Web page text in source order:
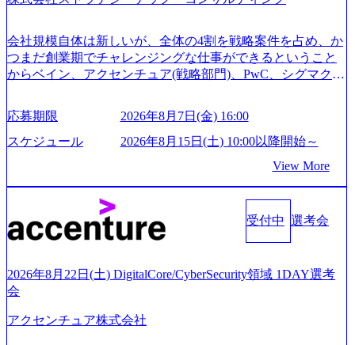
合、後日面接や面談のお時間をいただく場合がございます
● 面接、条件面談それぞれ最大1時間を想定しております ・
実施前日までに日程およびURLを共有させていただきます
・面接および条件面談ともに、どの時間開始となってもご
ますと幸いです ※1day選考会のご参加希望の方は、事前に
GAB試験を受検いただきます(受験期限は1day選考会実施日
の3日前まで)。 ※ただし、30代以上のコンサルファーム経
験3年以上の方はGAB受検免除、書類選考のみ。 書類選考
通過後に、GAB試験に合格している方へ1day選考会当日の
ご案内をさせていただきます。 急速なグローバル化により
既存事業では成長戦略を描く事が困難になった大手企業を
サポートするため、新規事業立案や既存事業のトランスフ
たします。 (1)既存または新規大手事業会社から依頼された
「経営戦略」等のコンサルティング支援を行います。クラ
イアントは各業界上位5社をターゲットとし、特にCXOクラ
スから「新規事業戦略」「既存事業のトランスフォーメー
会社規模自体は新しいが、全体の4割を戦略案件を占め、か
つまだ創業期でチャレンジングな仕事ができるということ
からベイン、アクセンチュア(戦略部門)、PwC、シグマクシ
が続々ジョインするピュアな戦略を伸ばす新興ファーム。
事業会社機能へ携われる可能性※SaaSプロダクト、地方創
生、メディアなど リモート比率99%、福岡や北海道在中者
業、通信業界に強みがあり、ヘルスケアな業界は広げてい
く予定 インセンティブ支給という他社にはない制度 ワンプ
ール制を敷く、柔軟な組織 2026年8月15日(土) 10:00以降開
始～ 2026年8月7日(金) 16:00 ※枠が限られておりますので、
ご応募いただいてもご対応できない可能性がございます ※
ご応募者様については、1dayではなく通常選考でのご案内
とさせていただきます ● 面接(1次・最終を一度の面接で実
てご連絡させていただきます。 ● 一日で最終面接まで完了
応募期限
2026年8月7日(金) 16:00
スケジュール
2026年8月15日(土) 10:00以降開始～
View More
受付中 選考会
2026年8月22日(土) DigitalCore/CyberSecurity領域 1DAY選考
会
アクセンチュア株式会社